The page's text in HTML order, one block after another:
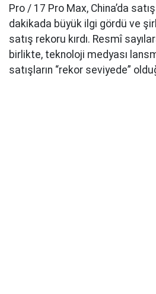
Pro / 17 Pro Max, China’da
dakikada büyük ilgi gördü ve
satış rekoru kırdı. Resmî
birlikte, teknoloji medyası
satışların “rekor seviyede”